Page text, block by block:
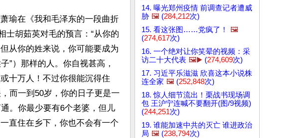
瑜在《我和毛泽东的一段曲折
士胡茹英对毛的预言：“从你的
从你的姓来说，你可能要成为
”）那样的人。你自视甚高，
十万人！不过你很能沉得住
而一到50岁，你的日子更是一
。你最少要有6个老婆，但儿
直住在乡下，你也不会有一个
14. 曝光郑州疫情 前调查记者遭威
胁 🖼️ (284,212次)
15. 看这张图……党疯了！
🖼️
(274,617次)
16. 一个绝对让你笑晕的视频：采
访二十大代表 🖼️▶️ (274,609次)
17. 习近平乐滋滋 欣喜这本小说株
连全家 🖼️ (252,848次)
18. 惊人细节流出！栗战书现场调
包 王沪宁连喊不要翻开(图/9视频)
(244,251次)
19. 谁能加速中共的灭亡 谁进政治
局 🖼️ (238,794次)